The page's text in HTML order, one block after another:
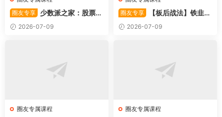
圈友专享
少数派之家：股票操
作系统—从入门到精通
2026-07-09
圈友专享
【板后战法】铁韭菜
板后强势战法
2026-07-09
圈友专属课程
圈友专属课程